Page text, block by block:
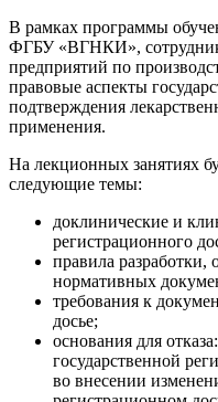
В рамках программы
ФГБУ «ВГНКИ»,
предприятий по
правовые аспекты
подтверждения
применения.
На лекционных занятиях
следующие темы:
доклинические и
регистрационного
правила
нормативных
требования к
досье;
основания для
государственной
во внесении